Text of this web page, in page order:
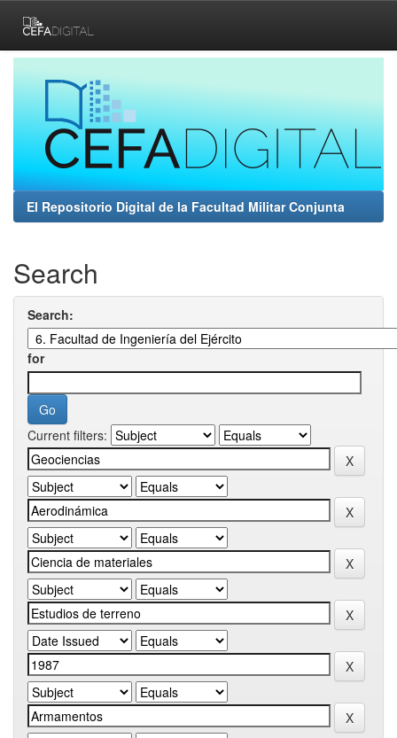
navigation
El Repositorio Digital de la Facultad Militar Conjunta
Search
Search:
for
Current filters: